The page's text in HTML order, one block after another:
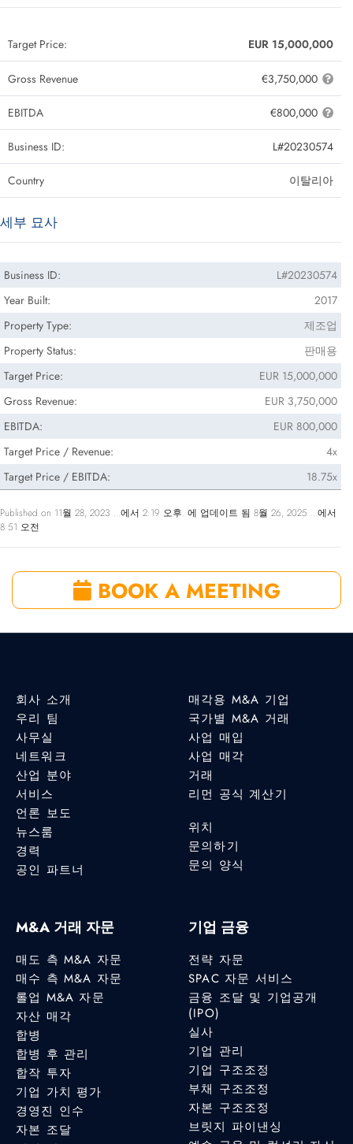
Target Price: EUR 15,000,000
Gross Revenue €3,750,000
EBITDA €800,000
Business ID: L#20230574
Country 이탈리아
세부 묘사
Business ID:
L#20230574
Year Built:
2017
Property Type:
제조업
Property Status:
판매용
Target Price:
EUR 15,000,000
Gross Revenue:
EUR 3,750,000
EBITDA:
EUR 800,000
Target Price / Revenue:
4x
Target Price / EBITDA:
18.75x
Published on 11월 28, 2023 ...에서 2:19 오후. 에 업데이트 됨 8월 26, 2025 ...에서
8:51 오전
BOOK A MEETING
회사 소개
우리 팀
사무실
네트워크
산업 분야
서비스
언론 보도
뉴스룸
경력
공인 파트너
매각용 M&A 기업
국가별 M&A 거래
사업 매입
사업 매각
거래
리먼 공식 계산기
위치
문의하기
문의 양식
M&A 거래 자문
매도 측 M&A 자문
매수 측 M&A 자문
롤업 M&A 자문
자산 매각
합병
합병 후 관리
합작 투자
기업 가치 평가
경영진 인수
자본 조달
기업 금융
전략 자문
SPAC 자문 서비스
금융 조달 및 기업공개
(IPO)
실사
기업 관리
기업 구조조정
부채 구조조정
자본 구조조정
브릿지 파이낸싱